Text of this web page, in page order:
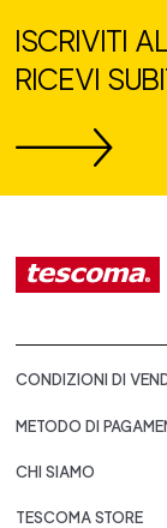
ISCRIVITI
RICEVI
CONDIZIONI DI
METODO DI
CHI SIAMO
TESCOMA STORE